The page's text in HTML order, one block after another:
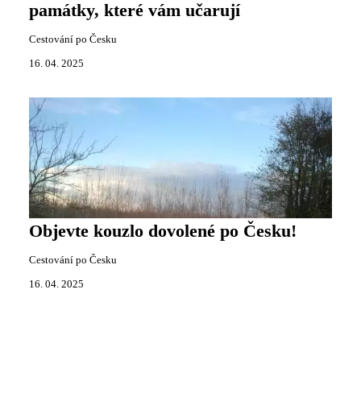
památky, které vám učarují
Cestování po Česku
16. 04. 2025
Objevte kouzlo dovolené po Česku!
Cestování po Česku
16. 04. 2025